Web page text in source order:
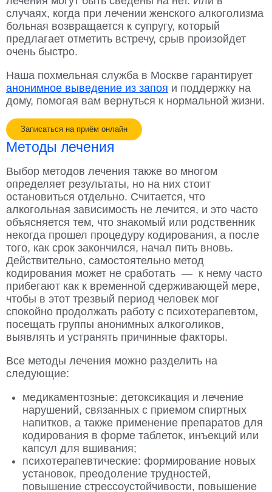
случаях, когда при лечении женского алкоголизма
больная возвращается к супругу, который
предлагает отметить встречу, срыв произойдет
очень быстро.
Наша похмельная служба в Москве гарантирует
анонимное выведение из запоя и поддержку на
дому, помогая вам вернуться к нормальной жизни.
Записаться на приём онлайн
Методы лечения
Выбор методов лечения также во многом
определяет результаты, но на них стоит
остановиться отдельно. Считается, что
алкогольная зависимость не лечится, и это часто
объясняется тем, что знакомый или родственник
некогда прошел процедуру кодирования, а после
того, как срок закончился, начал пить вновь.
Действительно, самостоятельно метод
кодирования может не сработать — к нему часто
прибегают как к временной сдерживающей мере,
чтобы в этот трезвый период человек мог
спокойно продолжать работу с психотерапевтом,
посещать группы анонимных алкоголиков,
выявлять и устранять причинные факторы.
Все методы лечения можно разделить на
следующие:
медикаментозные: детоксикация и лечение
нарушений, связанных с приемом спиртных
напитков, а также применение препаратов для
кодирования в форме таблеток, инъекций или
капсул для вшивания;
психотерапевтические: формирование новых
установок, преодоление трудностей,
повышение стрессоустойчивости, повышение